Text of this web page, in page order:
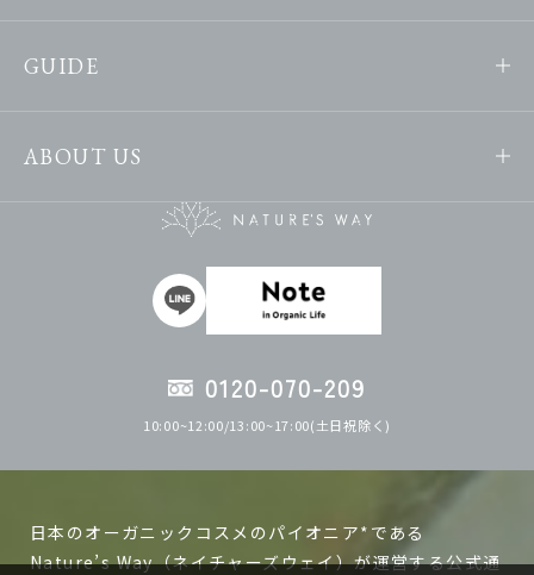
GUIDE
ABOUT US
0120-070-209
10:00~12:00/13:00~17:00(土日祝除く)
日本のオーガニックコスメのパイオニア*である
Nature’s Way（ネイチャーズウェイ）が運営する公式通